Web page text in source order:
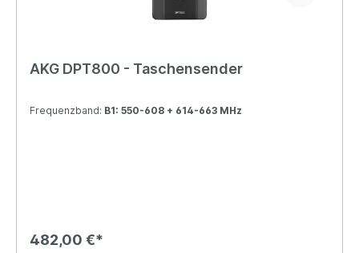
AKG DPT800 - Taschensender
Frequenzband: B1: 550-608 + 614-663 MHz
482,00 €*